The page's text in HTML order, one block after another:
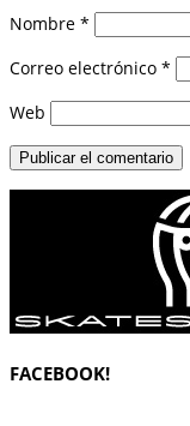
Nombre *
Correo electrónico *
Web
FACEBOOK!